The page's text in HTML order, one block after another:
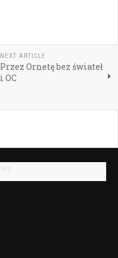
NEXT ARTICLE
Przez Ornetę bez świateł
i OC